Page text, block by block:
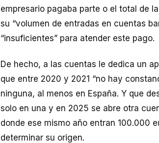
empresario pagaba parte o el total de
su “volumen de entradas en cuentas
“insuficientes” para atender este pago.
De hecho, a las cuentas le dedica un
que entre 2020 y 2021 “no hay
ninguna, al menos en España. Y que
solo en una y en 2025 se abre otra
donde ese mismo año entran 100.000
determinar su origen.